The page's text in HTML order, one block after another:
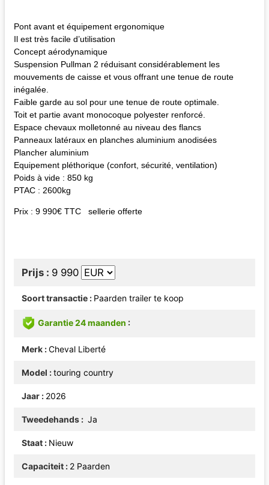
Pont avant et équipement ergonomique
Il est très facile d’utilisation
Concept aérodynamique
Suspension Pullman 2 réduisant considérablement les
mouvements de caisse et vous offrant une tenue de route
inégalée.
Faible garde au sol pour une tenue de route optimale.
Toit et partie avant monocoque polyester renforcé.
Espace chevaux molletonné au niveau des flancs
Panneaux latéraux en planches aluminium anodisées
Plancher aluminium
Equipement pléthorique (confort, sécurité, ventilation)
Poids à vide : 850 kg
PTAC : 2600kg
Prix : 9 990€ TTC sellerie offerte
Prijs 9 990
Soort transactie Paarden trailer te koop
Garantie 24 maanden
Merk Cheval Liberté
Model touring country
Jaar 2026
Tweedehands Ja
Staat Nieuw
Capaciteit 2 Paarden